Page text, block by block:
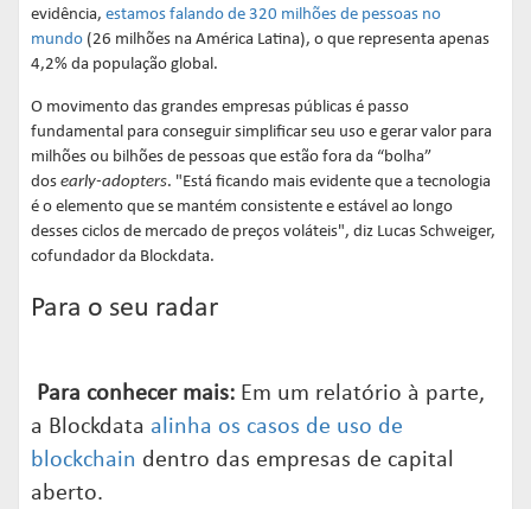
evidência, estamos falando de 320 milhões de pessoas no
mundo (26 milhões na América Latina), o que representa apenas
4,2% da população global.
O movimento das grandes empresas públicas é passo
fundamental para conseguir simplificar seu uso e gerar valor para
milhões ou bilhões de pessoas que estão fora da “bolha”
dos early-adopters. "Está ficando mais evidente que a tecnologia
é o elemento que se mantém consistente e estável ao longo
desses ciclos de mercado de preços voláteis", diz Lucas Schweiger,
cofundador da Blockdata.
Para o seu radar
Para conhecer mais: Em um relatório à parte,
a Blockdata alinha os casos de uso de
blockchain dentro das empresas de capital
aberto.